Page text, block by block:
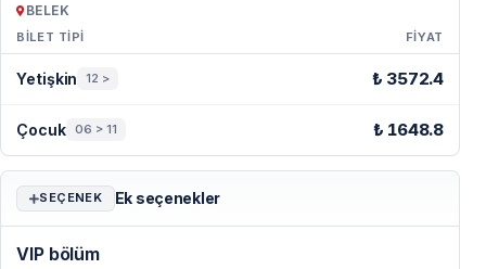
BELEK
BILET TIPI FIYAT
Yetişkin 12 > ₺ 3572.4
Çocuk 06 > 11 ₺ 1648.8
SEÇENEK Ek seçenekler
VIP bölüm